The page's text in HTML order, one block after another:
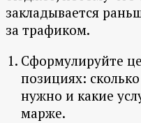
закладывается
за трафиком.
Сформулируйте
позициях:
нужно и какие
марже.